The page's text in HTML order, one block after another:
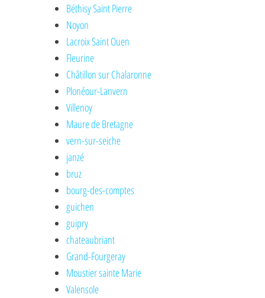
Béthisy Saint Pierre
Noyon
Lacroix Saint Ouen
Fleurine
Châtillon sur Chalaronne
Plonéour-Lanvern
Villenoy
Maure de Bretagne
vern-sur-seiche
janzé
bruz
bourg-des-comptes
guichen
guipry
chateaubriant
Grand-Fourgeray
Moustier sainte Marie
Valensole